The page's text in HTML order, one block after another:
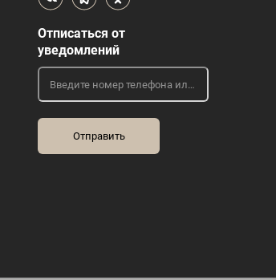
Отписаться от
уведомлений